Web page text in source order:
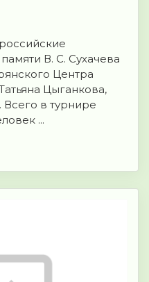
В. С. Сухачева
Центра
Цыганкова,
Всего в турнире
...